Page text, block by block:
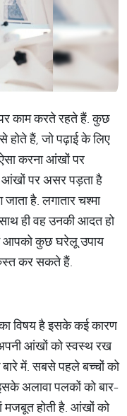
काम करते रहते हैं. कुछ
हैं, जो पढ़ाई के लिए
करना आंखों पर
आंखों पर असर पड़ता है
है. लगातार चश्मा
ही वह उनकी आदत हो
आपको कुछ घरेलू उपाय
कर सकते हैं.
विषय है इसके कई कारण
आंखों को स्वस्थ रख
में. सबसे पहले बच्चों को
अलावा पलकों को बार-
मजबूत होती है. आंखों को